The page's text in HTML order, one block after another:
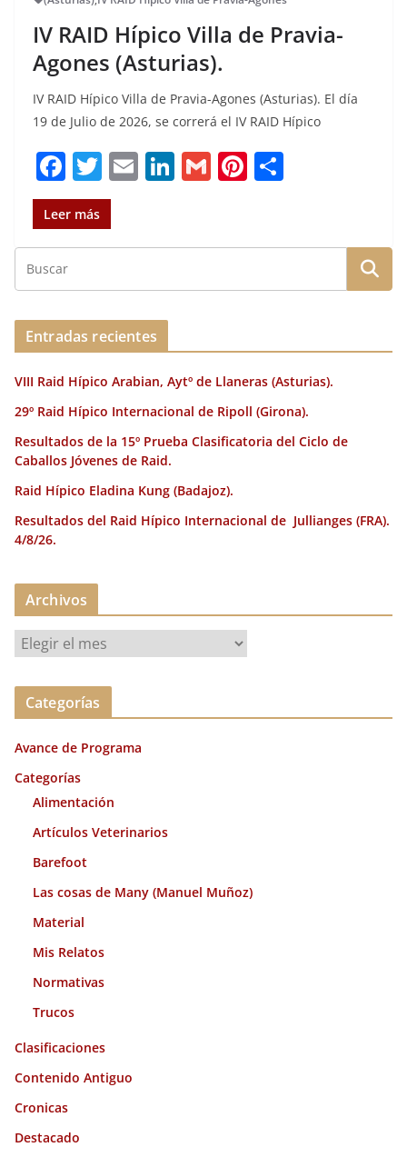
IV RAID Hípico Villa de Pravia-
Agones (Asturias).
IV RAID Hípico Villa de Pravia-Agones (Asturias). El día
19 de Julio de 2026, se correrá el IV RAID Hípico
F
a
c
e
b
o
o
k
T
w
it
te
r
E
l
Li
e
dI
G
l
Pi
re
st
p
a
Leer más
Entradas recientes
VIII Raid Hípico Arabian, Aytº de Llaneras (Asturias).
29º Raid Hípico Internacional de Ripoll (Girona).
Resultados de la 15º Prueba Clasificatoria del Ciclo de
Caballos Jóvenes de Raid.
Raid Hípico Eladina Kung (Badajoz).
Resultados del Raid Hípico Internacional de Jullianges (FRA).
4/8/26.
Archivos
r
c
v
o
Categorías
Avance de Programa
Categorías
Alimentación
Artículos Veterinarios
Barefoot
Las cosas de Many (Manuel Muñoz)
Material
Mis Relatos
Normativas
Trucos
Clasificaciones
Contenido Antiguo
Cronicas
Destacado